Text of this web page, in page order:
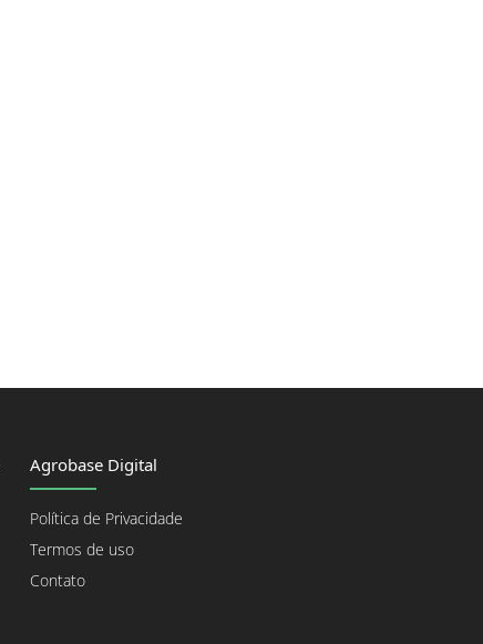
Agrobase Digital
Política de Privacidade
Termos de uso
Contato